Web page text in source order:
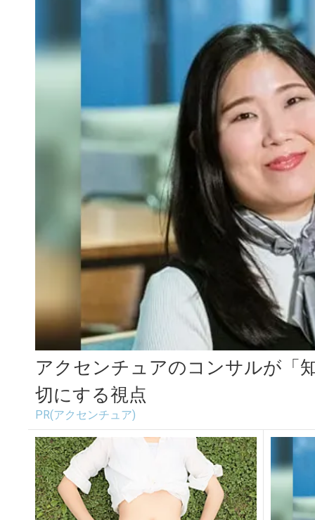
アクセンチュアのコンサルが「
切にする視点
PR(アクセンチュア)